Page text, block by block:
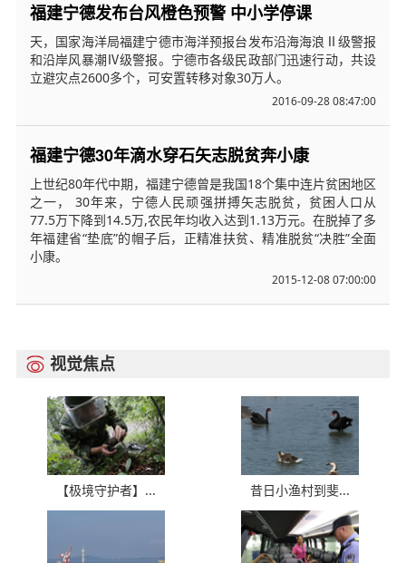
福建宁德发布台风橙色预警 中小学停课
天，国家海洋局福建宁德市海洋预报台发布沿海海浪Ⅱ级警报
和沿岸风暴潮Ⅳ级警报。宁德市各级民政部门迅速行动，共设
立避灾点2600多个，可安置转移对象30万人。
2016-09-28 08:47:00
福建宁德30年滴水穿石矢志脱贫奔小康
上世纪80年代中期，福建宁德曾是我国18个集中连片贫困地区
之一， 30年来，宁德人民顽强拼搏矢志脱贫，贫困人口从
77.5万下降到14.5万,农民年均收入达到1.13万元。在脱掉了多
年福建省“垫底”的帽子后，正精准扶贫、精准脱贫“决胜”全面
小康。
2015-12-08 07:00:00
 视觉焦点
【极境守护者】... 昔日小渔村到斐...